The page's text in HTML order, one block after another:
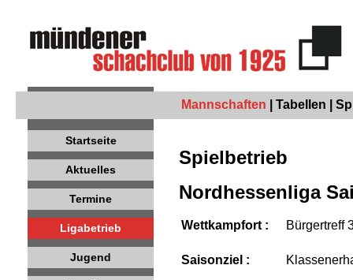
Mannschaften Tabellen
Startseite
Aktuelles
Termine
Ligabetrieb
Jugend
Spielbetrieb
Nordhessenliga
Wettkampfort : Bürgertreff
Saisonziel :